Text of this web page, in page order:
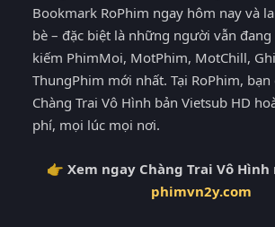
Bookmark RoPhim ngay hôm nay và
bè – đặc biệt là những người vẫn
kiếm PhimMoi, MotPhim, MotChill,
ThungPhim mới nhất. Tại RoPhim, bạn
Chàng Trai Vô Hình bản Vietsub HD
phí, mọi lúc mọi nơi.
👉 Xem ngay Chàng Trai Vô
phimvn2y.com